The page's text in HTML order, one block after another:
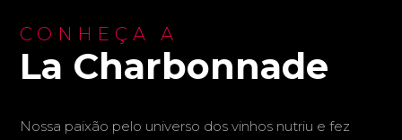
CONHEÇA A
La Charbonnade
Nossa paixão pelo universo dos vinhos nutriu e fez